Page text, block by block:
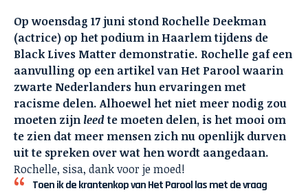
Op woensdag 17 juni stond Rochelle Deekman
(actrice) op het podium in Haarlem tijdens de
Black Lives Matter demonstratie. Rochelle gaf een
aanvulling op een artikel van Het Parool waarin
zwarte Nederlanders hun ervaringen met
racisme delen. Alhoewel het niet meer nodig zou
moeten zijn leedte moeten delen, is het mooi om
te zien dat meer mensen zich nu openlijk durven
uit te spreken over wat hen wordt aangedaan.
Rochelle, sisa, dank voor je moed!
Toen ik de krantenkop van Het Parool las met de vraag